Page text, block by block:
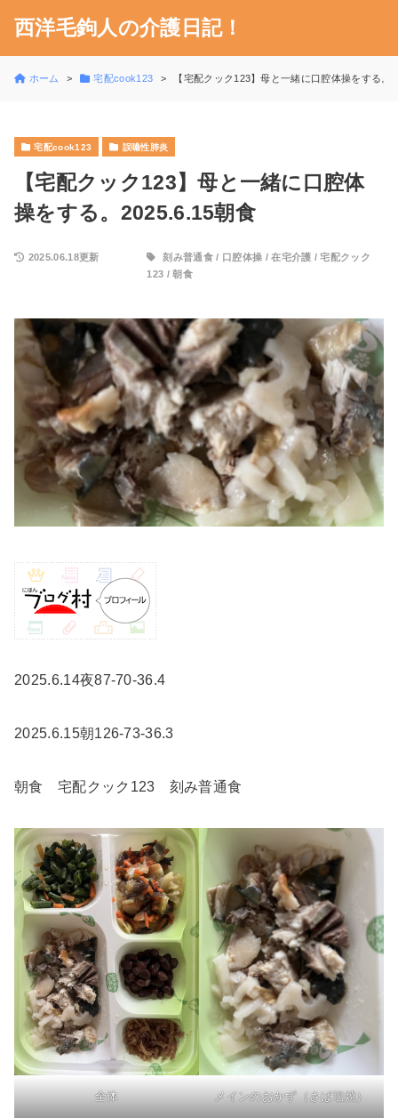
西洋毛鉤人の介護日記！
ホーム 宅配cook123 【宅配クック123】母と一緒に口腔体操をする。
宅配cook123 誤嚥性肺炎
【宅配クック123】母と一緒に口腔体
操をする。2025.6.15朝食
2025.06.18更新 刻み普通食/ 口腔体操 /在宅介護 /宅配クック
123 /朝食
2025.6.14夜87-70-36.4
2025.6.15朝126-73-36.3
朝食 宅配クック123 刻み普通食
全体 メインのおかず（さば塩焼）